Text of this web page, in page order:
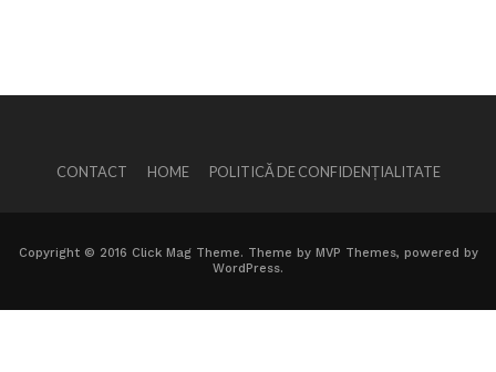
CONTACT HOME POLITICĂ DE CONFIDENȚIALITATE
Copyright © 2016 Click Mag Theme. Theme by MVP Themes, powered by
WordPress.